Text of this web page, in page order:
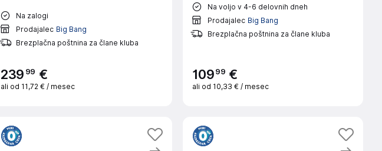
Na zalogi
Prodajalec Big Bang
Brezplačna poštnina za člane kluba
239 99 €
ali od 11,72 € / mesec
Na voljo v 4-6 delovnih dneh
Prodajalec Big Bang
Brezplačna poštnina za člane kluba
10999 €
ali od 10,33 € / mesec